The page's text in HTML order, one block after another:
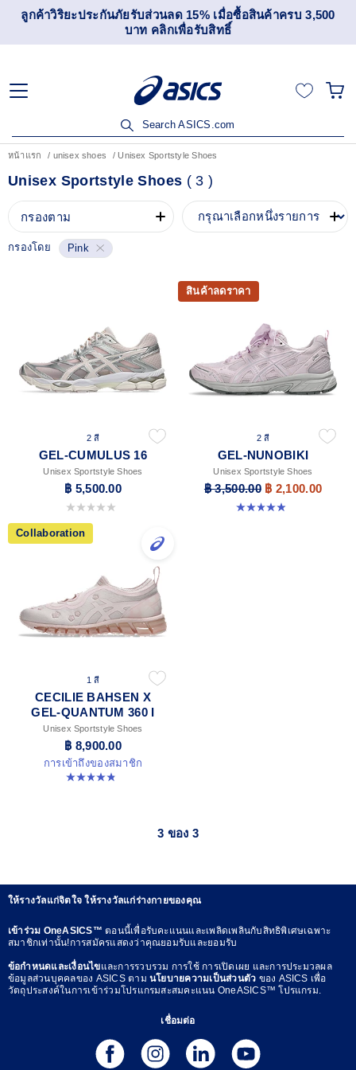
ลูกค้าวิริยะประกันภัยรับส่วนลด 15% เมื่อซื้อสินค้าครบ 3,500
บาท คลิกเพื่อรับสิทธิ์
Search ASICS.com
หน้าแรก unisex shoes Unisex Sportstyle Shoes
Unisex Sportstyle Shoes ( 3)
กรองตาม
กรองโดย Pink
2 สี
GEL-CUMULUS 16
Unisex Sportstyle Shoes
฿ 5,500.00
0.0 จาก 5 ดาว
สินค้าลดราคา
2 สี
GEL-NUNOBIKI
Unisex Sportstyle Shoes
฿ 3,500.00 ฿ 2,100.00
4.9 จาก 5 ดาว 18 รีวิว
Collaboration
1 สี
CECILIE BAHSEN X
GEL-QUANTUM 360 I
Unisex Sportstyle Shoes
฿ 8,900.00
การเข้าถึงของสมาชิก
4.9 จาก 5 ดาว 7 รีวิว
3 ของ 3
ให้รางวัลแก่จิตใจ ให้รางวัลแก่ร่างกายของคุณ
เข้าร่วม OneASICS™ตอนนี้เพื่อรับคะแนนและเพลิดเพลินกับสิทธิพิเศษเฉพาะ
สมาชิกเท่านั้น!การสมัครแสดงว่าคุณยอมรับและยอมรับ
ข้อกำหนดและเงื่อนไขและการรวบรวม การใช้ การเปิดเผย และการประมวลผล
ข้อมูลส่วนบุคคลของ ASICS ตาม นโยบายความเป็นส่วนตัว ของ ASICS เพื่อ
วัตถุประสงค์ในการเข้าร่วมโปรแกรมสะสมคะแนน OneASICS™ โปรแกรม.
เชื่อมต่อ